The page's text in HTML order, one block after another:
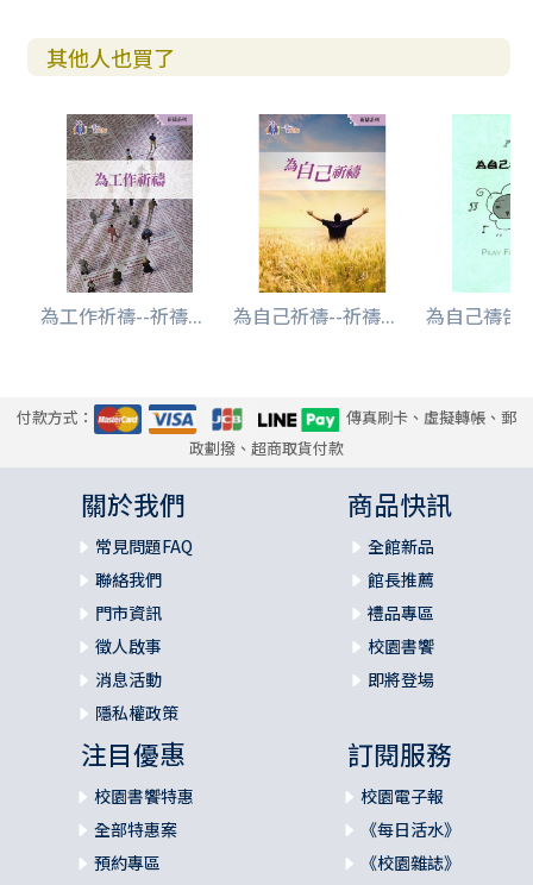
其他人也買了
為工作祈禱--祈禱... 為自己祈禱--祈禱... 為自己禱告
付款方式：
傳真刷卡、虛擬轉帳、郵
政劃撥、超商取貨付款
關於我們
常見問題FAQ
聯絡我們
門市資訊
徵人啟事
消息活動
隱私權政策
商品快訊
全館新品
館長推薦
禮品專區
校園書饗
即將登場
注目優惠
校園書饗特惠
全部特惠案
預約專區
訂閱服務
校園電子報
《每日活水》
《校園雜誌》